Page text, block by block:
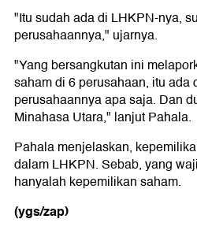
"Itu sudah ada di LHKPN-nya,
perusahaannya," ujarnya.
"Yang bersangkutan ini
saham di 6 perusahaan, itu ada
perusahaannya apa saja. Dan
Minahasa Utara," lanjut Pahala.
Pahala menjelaskan,
dalam LHKPN. Sebab, yang
hanyalah kepemilikan saham.
(ygs/zap)